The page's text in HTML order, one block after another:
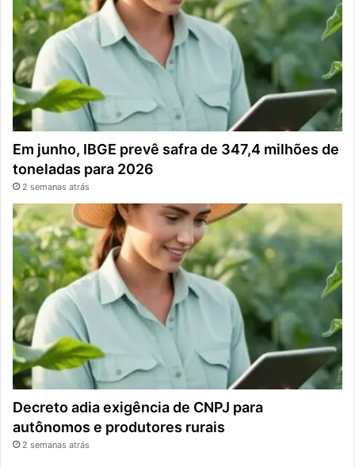
Em junho, IBGE prevê safra de 347,4 milhões de
toneladas para 2026
2 semanas atrás
Decreto adia exigência de CNPJ para
autônomos e produtores rurais
2 semanas atrás